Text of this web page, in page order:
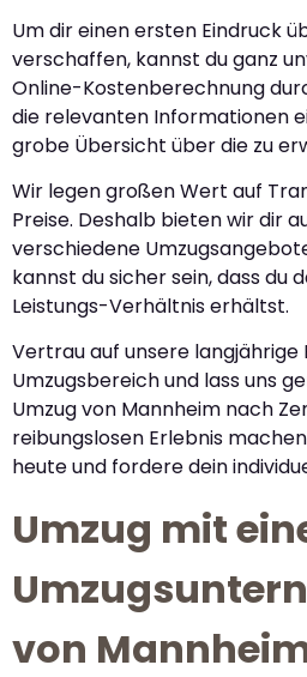
Um dir einen ersten Eindruck
verschaffen, kannst du ganz
Online-Kostenberechnung
die relevanten Informationen
grobe Übersicht über die zu
Wir legen großen Wert auf
Preise. Deshalb bieten wir dir
verschiedene
kannst du sicher sein, dass du
Leistungs-Verhältnis erhältst.
Vertrau auf unsere langjährige
Umzugsbereich und lass uns
Umzug von Mannheim nach
reibungslosen Erlebnis
heute und fordere dein
Umzug mit
von